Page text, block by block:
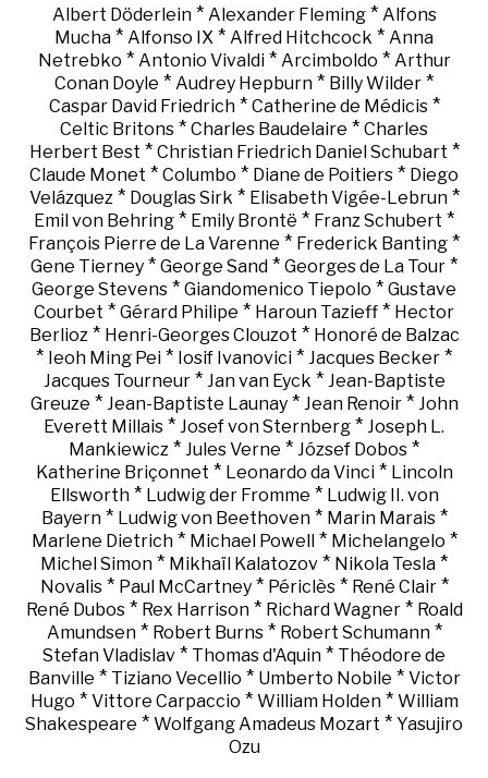
Albert Döderlein* Alexander Fleming* Alfons
Mucha * Alfonso IX * Alfred Hitchcock * Anna
Netrebko * Antonio Vivaldi* Arcimboldo * Arthur
Conan Doyle * Audrey Hepburn * Billy Wilder *
Caspar David Friedrich* Catherine de Médicis*
Celtic Britons * Charles Baudelaire * Charles
Herbert Best * Christian Friedrich Daniel Schubart *
Claude Monet * Columbo * Diane de Poitiers * Diego
Velázquez * Douglas Sirk * Elisabeth Vigée-Lebrun*
Emil von Behring * Emily Brontë * Franz Schubert *
François Pierre de La Varenne * Frederick Banting *
Gene Tierney * George Sand * Georges de La Tour *
George Stevens * Giandomenico Tiepolo * Gustave
Courbet * Gérard Philipe * Haroun Tazieff * Hector
Berlioz * Henri-Georges Clouzot * Honoré de Balzac
* Ieoh Ming Pei * Iosif Ivanovici * Jacques Becker *
Jacques Tourneur* Jan van Eyck * Jean-Baptiste
Greuze * Jean-Baptiste Launay* Jean Renoir* John
Everett Millais * Josef von Sternberg * Joseph L.
Mankiewicz * Jules Verne * József Dobos *
Katherine Briçonnet * Leonardo da Vinci* Lincoln
Ellsworth* Ludwig der Fromme * Ludwig II. von
Bayern* Ludwig von Beethoven* Marin Marais*
Marlene Dietrich* Michael Powell* Michelangelo *
Michel Simon * Mikhaïl Kalatozov * Nikola Tesla *
Novalis* Paul McCartney* Périclès* René Clair*
René Dubos* Rex Harrison* Richard Wagner* Roald
Amundsen* Robert Burns* Robert Schumann*
Stefan Vladislav * Thomas d'Aquin * Théodore de
Banville * Tiziano Vecellio * Umberto Nobile * Victor
Hugo * Vittore Carpaccio * William Holden* William
Shakespeare * Wolfgang Amadeus Mozart * Yasujiro
Ozu